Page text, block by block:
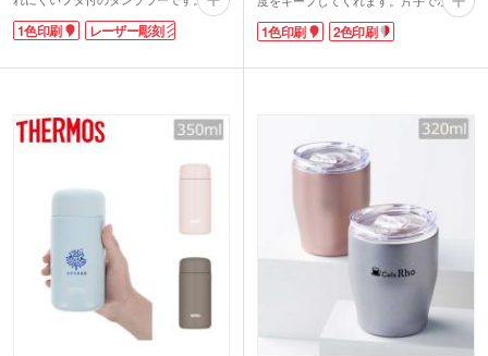
二重構造で保冷温効果が高く、氷も溶け
にくいので長時間飲みごろ温度を楽しめ
ぎ、ストローもさしやすいのが嬉しいで
ィスでの使用にも適しています。内面は
傷や汚れが目立ちにくいマット塗装。蓋
イタンブラーに入れて、サステナブルな
1色またはレーザー彫刻で印刷ができま
す。ワンポイントでロゴを印刷できるパ
ッド印刷、デザインを大きく印刷できる
回転シルク印刷のほか、高級感あふれる
レーザー彫刻もおすすめです。安心と実
績のある象印ブランドは、特別な周年記
念品やオープン記念品に人気です。
1色印刷 レーザー彫刻
と蓋を開けられるワンタッチ式です。そ
のまま口を付けて飲めるので、手軽に水
機能付きで、誤って蓋が開くのを防ぐ安
用しています。エコ需要が高まる今、長
くお使いいただけるノベルティはお客様
にも喜ばれますよ。1色か2色でロゴを名
入れすれば、販促効果も期待できます。
1色印刷 2色印刷